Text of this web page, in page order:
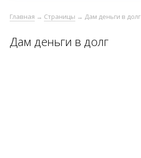
Главная → Страницы → Дам деньги в долг
Дам деньги в долг